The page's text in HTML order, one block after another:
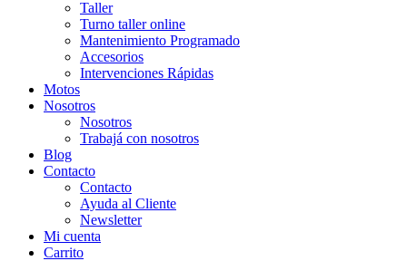
Taller
Turno taller online
Mantenimiento Programado
Accesorios
Intervenciones Rápidas
Motos
Nosotros
Nosotros
Trabajá con nosotros
Blog
Contacto
Contacto
Ayuda al Cliente
Newsletter
Mi cuenta
Carrito